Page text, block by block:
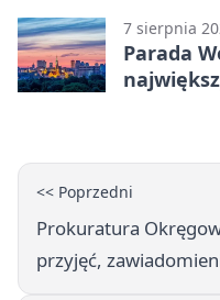
7 sierpnia
Parada
<< Poprzedni
Prokuratura
przyjęć,